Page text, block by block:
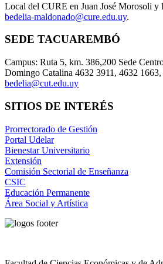
Local del CURE en Juan José Morosoli y
bedelia-maldonado@cure.edu.uy.
SEDE TACUAREMBÓ
Campus: Ruta 5, km. 386,200 Sede
Domingo Catalina 4632 3911, 4632
bedelia@cut.edu.uy
SITIOS DE INTERÉS
Prorrectorado de Gestión
Portal Udelar
Bienestar Universitario
Extensión
Comisión Sectorial de Enseñanza
CSIC
Educación Permanente
Área Social y Artística